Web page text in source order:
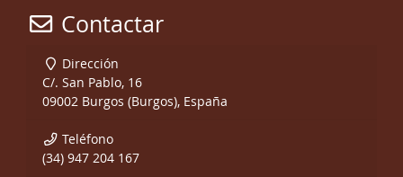
Contactar
Dirección
C/. San Pablo, 16
09002 Burgos (Burgos), España
Teléfono
(34) 947 204 167